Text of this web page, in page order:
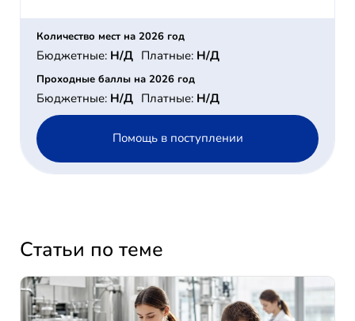
Количество мест на 2026 год
Бюджетные: Н/Д Платные: Н/Д
Проходные баллы на 2026 год
Бюджетные: Н/Д Платные: Н/Д
Помощь в поступлении
Статьи по теме